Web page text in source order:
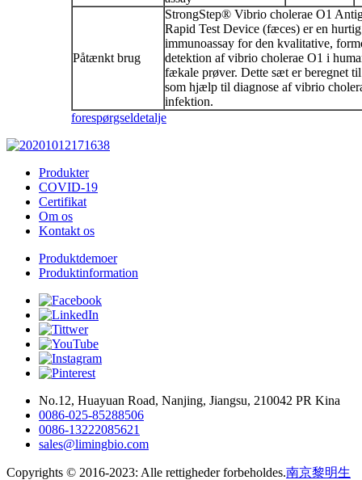
Påtænkt brug
StrongStep® Vibrio cholerae O1
Rapid Test Device (fæces) er en
immunoassay for den kvalitative,
detektion af vibrio cholerae O1 i
fækale prøver. Dette sæt er beregnet
som hjælp til diagnose af vibrio
infektion.
forespørgseldetalje
Produkter
COVID-19
Certifikat
Om os
Kontakt os
Produktdemoer
Produktinformation
No.12, Huayuan Road, Nanjing, Jiangsu, 210042 PR Kina
0086-025-85288506
0086-13222085621
sales@limingbio.com
Copyrights © 2016-2023: Alle rettigheder forbeholdes.南京黎明生